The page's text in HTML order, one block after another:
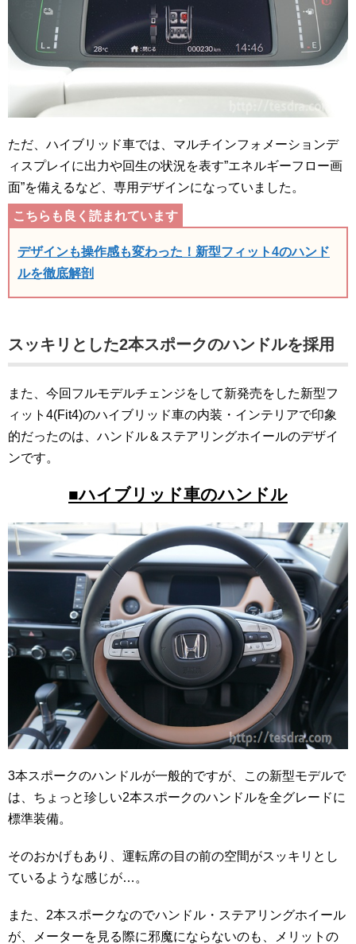
ただ、ハイブリッド車では、マルチインフォメーションデ
ィスプレイに出力や回生の状況を表す”エネルギーフロー画
面”を備えるなど、専用デザインになっていました。
デザインも操作感も変わった！新型フィット4のハンド
ルを徹底解剖
スッキリとした2本スポークのハンドルを採用
また、今回フルモデルチェンジをして新発売をした新型フ
ィット4(Fit4)のハイブリッド車の内装・インテリアで印象
的だったのは、ハンドル＆ステアリングホイールのデザイ
ンです。
■ハイブリッド車のハンドル
3本スポークのハンドルが一般的ですが、この新型モデルで
は、ちょっと珍しい2本スポークのハンドルを全グレードに
標準装備。
そのおかげもあり、運転席の目の前の空間がスッキリとし
ているような感じが…。
また、2本スポークなのでハンドル・ステアリングホイール
が、メーターを見る際に邪魔にならないのも、メリットの